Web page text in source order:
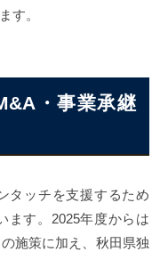
す。
・事業承継
タッチを支援するため
ます。2025年度からは
施策に加え、秋田県独